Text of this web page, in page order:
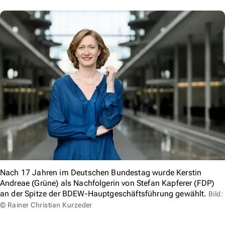
Nach 17 Jahren im Deutschen Bundestag wurde Kerstin
Andreae (Grüne) als Nachfolgerin von Stefan Kapferer (FDP)
an der Spitze der BDEW-Hauptgeschäftsführung gewählt. Bild:
© Rainer Christian Kurzeder